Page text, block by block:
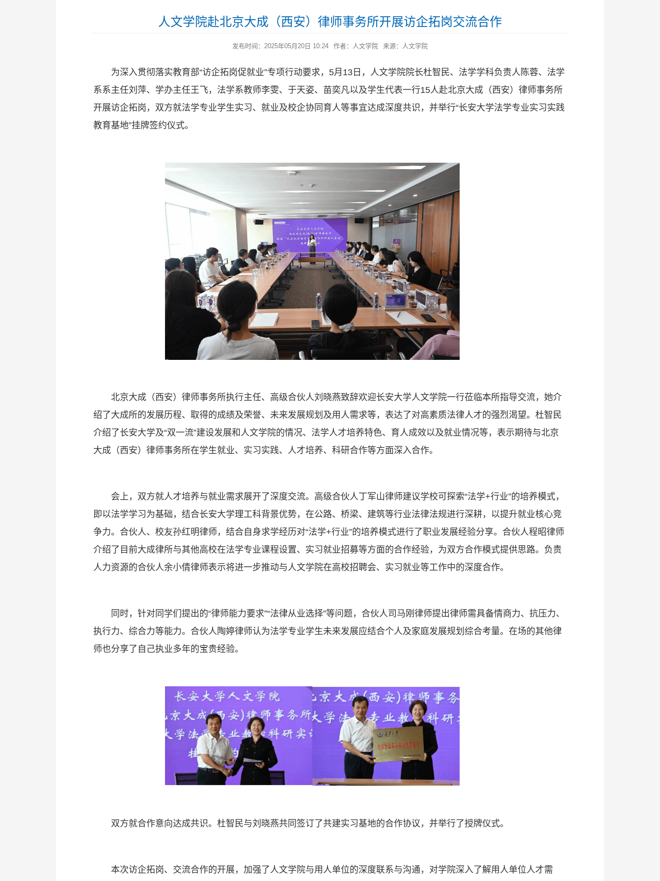
人文学院赴北京大成（西安）律师事务所开展访企拓岗交流合作
发布时间：2025年05月20日 10:24 作者：人文学院 来源：人文学院
为深入贯彻落实教育部“访企拓岗促就业”专项行动要求，5月13日，人文学院院长杜智民、法学学科负责人陈蓉、法学
系系主任刘萍、学办主任王飞，法学系教师李雯、于天姿、苗奕凡以及学生代表一行15人赴北京大成（西安）律师事务所
开展访企拓岗，双方就法学专业学生实习、就业及校企协同育人等事宜达成深度共识，并举行“长安大学法学专业实习实践
教育基地”挂牌签约仪式。
北京大成（西安）律师事务所执行主任、高级合伙人刘晓燕致辞欢迎长安大学人文学院一行莅临本所指导交流，她介
绍了大成所的发展历程、取得的成绩及荣誉、未来发展规划及用人需求等，表达了对高素质法律人才的强烈渴望。杜智民
介绍了长安大学及“双一流”建设发展和人文学院的情况、法学人才培养特色、育人成效以及就业情况等，表示期待与北京
大成（西安）律师事务所在学生就业、实习实践、人才培养、科研合作等方面深入合作。
会上，双方就人才培养与就业需求展开了深度交流。高级合伙人丁军山律师建议学校可探索“法学+行业”的培养模式，
即以法学学习为基础，结合长安大学理工科背景优势，在公路、桥梁、建筑等行业法律法规进行深耕，以提升就业核心竞
争力。合伙人、校友孙红明律师，结合自身求学经历对“法学+行业”的培养模式进行了职业发展经验分享。合伙人程昭律师
介绍了目前大成律所与其他高校在法学专业课程设置、实习就业招募等方面的合作经验，为双方合作模式提供思路。负责
人力资源的合伙人余小倩律师表示将进一步推动与人文学院在高校招聘会、实习就业等工作中的深度合作。
同时，针对同学们提出的“律师能力要求”“法律从业选择”等问题，合伙人司马刚律师提出律师需具备情商力、抗压力、
执行力、综合力等能力。合伙人陶婷律师认为法学专业学生未来发展应结合个人及家庭发展规划综合考量。在场的其他律
师也分享了自己执业多年的宝贵经验。
双方就合作意向达成共识。杜智民与刘晓燕共同签订了共建实习基地的合作协议，并举行了授牌仪式。
本次访企拓岗、交流合作的开展，加强了人文学院与用人单位的深度联系与沟通，对学院深入了解用人单位人才需